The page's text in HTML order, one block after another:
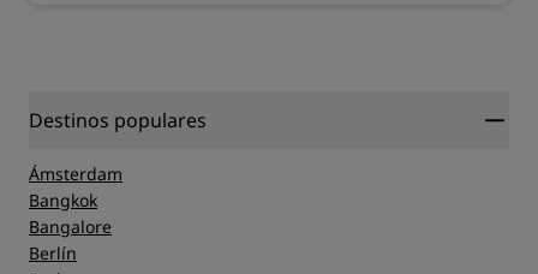
Destinos populares
Ámsterdam
Bangkok
Bangalore
Berlín